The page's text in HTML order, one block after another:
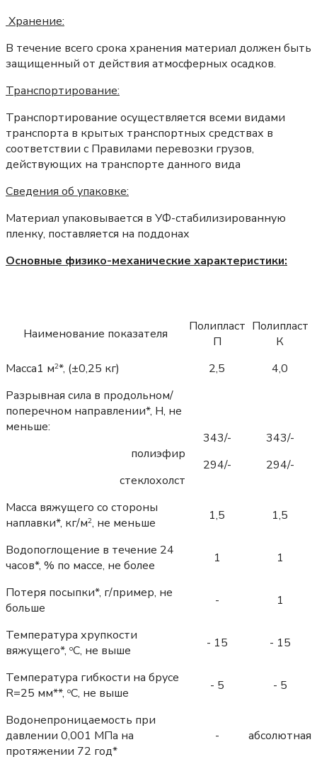
Хранение:
В течение всего срока хранения материал должен быть
защищенный от действия атмосферных осадков.
Транспортирование:
Транспортирование осуществляется всеми видами
транспорта в крытых транспортных средствах в
соответствии с Правилами перевозки грузов,
действующих на транспорте данного вида
Сведения об упаковке:
Материал упаковывается в УФ-стабилизированную
пленку, поставляется на поддонах
Основные физико-механические характеристики:
Наименование показателя
Полипласт
П
Полипласт
К
Масса1 м2*, (±0,25 кг) 2,5
4,0
Разрывная сила в продольном/
поперечном направлении*, Н, не
меньше:
полиэфир
стеклохолст
343/-
294/-
343/-
294/-
Масса вяжущего со стороны
наплавки*, кг/м2, не меньше 1,5 1,5
Водопоглощение в течение 24
часов*, % по массе, не более
1 1
Потеря посыпки*, г/пример, не
больше
- 1
Температура хрупкости
вяжущего*, оС, не выше - 15 - 15
Температура гибкости на брусе
R=25 мм**, оС, не выше - 5 - 5
Водонепроницаемость при
давлении 0,001 МПа на
протяжении 72 год*
- абсолютная